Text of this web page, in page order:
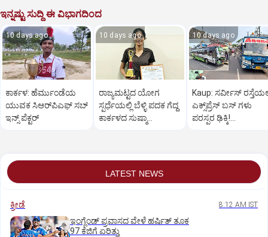
ಇನ್ನಷ್ಟು ಸುದ್ದಿ ಈ ವಿಭಾಗದಿಂದ
10 days ago
ಕಾರ್ಕಳ: ಹೆರ್ಮುಂಡೆಯ
ಯುವಕ ಸಿಆರ್‌ಪಿಎಫ್‌ ಸಬ್‌
ಇನ್ಸ್‌ ಪೆಕ್ಟರ್
10 days ago
ರಾಜ್ಯಮಟ್ಟದ ಯೋಗ
ಸ್ಪರ್ಧೆಯಲ್ಲಿ ಬೆಳ್ಳಿ ಪದಕ ಗೆದ್ದ
ಕಾರ್ಕಳದ ಸುಷ್ಮಾ
10 days ago
Kaup: ಸರ್ವೀಸ್
ಎಕ್ಸ್‌ಪ್ರೆಸ್ ಬಸ್ ಗಳು
ಪರಸ್ಪರ ಢಿಕ್ಕಿ!
LATEST NEWS
ಕ್ರೀಡೆ 8:12 AM IST
ಇಂಗ್ಲೆಂಡ್‌ ಪ್ರವಾಸದ ವೇಳೆ ಹರ್ಷಿತ್‌ ತೂಕ
97 ಕೆಜಿಗೆ ಏರಿತ್ತು